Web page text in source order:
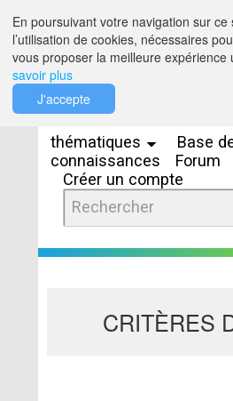
thématiques
Base
connaissances
Forum
Créer un compte
CRITÈRES
En poursuivant votre navigation sur
l’utilisation de cookies, nécessaires
vous proposer la meilleure expérience
savoir plus
J'accepte